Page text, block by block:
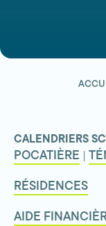
CALENDRIERS
POCATIÈRE
RÉSIDENCES
AIDE